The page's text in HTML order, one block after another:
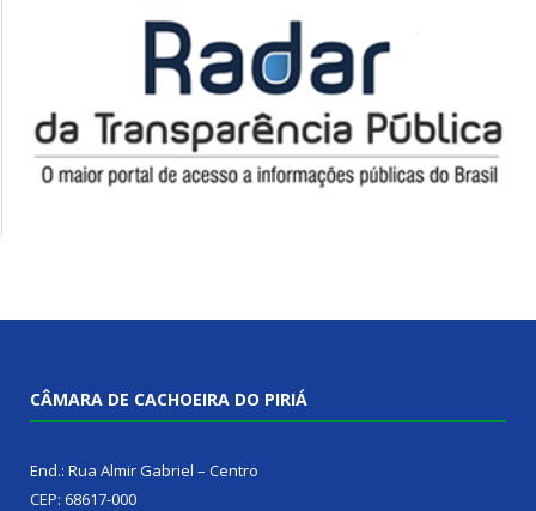
CÂMARA DE CACHOEIRA DO PIRIÁ
End.: Rua Almir Gabriel – Centro
CEP: 68617-000